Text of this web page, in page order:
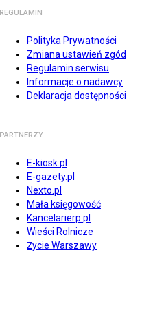
REGULAMIN
Polityka Prywatności
Zmiana ustawień zgód
Regulamin serwisu
Informacje o nadawcy
Deklaracja dostępności
PARTNERZY
E-kiosk.pl
E-gazety.pl
Nexto.pl
Mała księgowość
Kancelarierp.pl
Wieści Rolnicze
Życie Warszawy